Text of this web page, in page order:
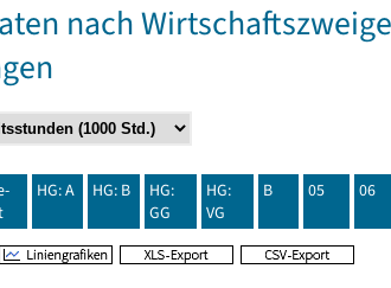
nach
HG: A HG: B
HG:
GG
HG:
VG
B 05 06